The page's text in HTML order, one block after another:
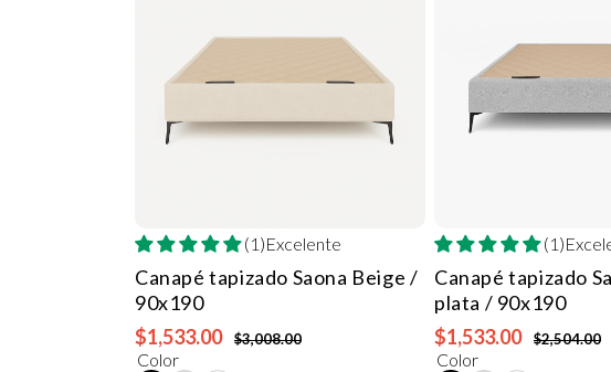
(1)Excelente
Canapé tapizado Saona Beige /
90x190
$1,533.00
$3,008.00
Color
Canapé tapizado
plata / 90x190
$1,533.00
$2,504.00
Color